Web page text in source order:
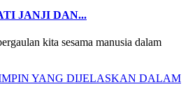
JANJI DAN...
kita sesama manusia dalam